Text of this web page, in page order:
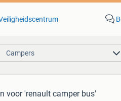
Campers
voor 'renault camper bus'